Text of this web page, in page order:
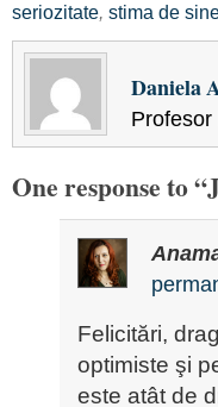
seriozitate, stima de
Daniela
One response to
Felicitări,
optimiste şi
este atât de